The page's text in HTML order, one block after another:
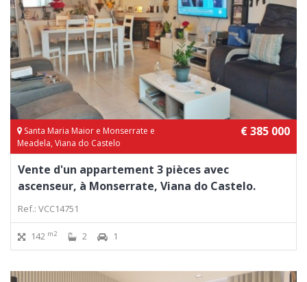
Santa Maria Maior e Monserrate e
Meadela, Viana do Castelo
€ 385 000
Vente d'un appartement 3 pièces avec
ascenseur, à Monserrate, Viana do Castelo.
Ref.: VCC14751
142 m2 2 1